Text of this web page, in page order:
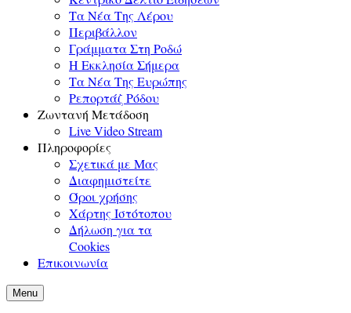
Τα Νέα Της Λέρου
Περιβάλλον
Γράμματα Στη Ροδώ
Η Εκκλησία Σήμερα
Τα Νέα Της Ευρώπης
Ρεπορτάζ Ρόδου
Ζωντανή Μετάδοση
Live Video Stream
Πληροφορίες
Σχετικά με Μας
Διαφημιστείτε
Όροι χρήσης
Χάρτης Ιστότοπου
Δήλωση για τα
Cookies
Επικοινωνία
Menu